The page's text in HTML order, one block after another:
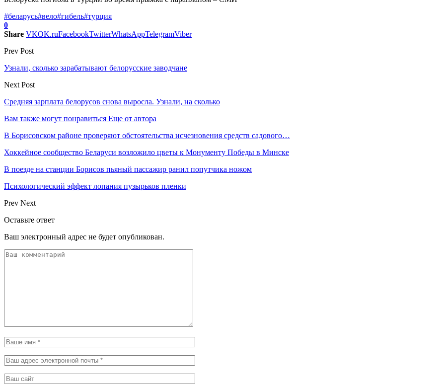
#беларусь#вело#гибель#турция
0
Share VKOK.ruFacebookTwitterWhatsAppTelegramViber
Prev Post
Узнали, сколько зарабатывают белорусские заводчане
Next Post
Средняя зарплата белорусов снова выросла. Узнали, на сколько
Вам также могут понравиться Еще от автора
В Борисовском районе проверяют обстоятельства исчезновения средств садового…
Хоккейное сообщество Беларуси возложило цветы к Монументу Победы в Минске
В поезде на станции Борисов пьяный пассажир ранил попутчика ножом
Психологический эффект лопания пузырьков пленки
Prev Next
Оставьте ответ
Ваш электронный адрес не будет опубликован.